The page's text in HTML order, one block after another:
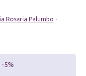
Rosaria Palumbo -
-5%